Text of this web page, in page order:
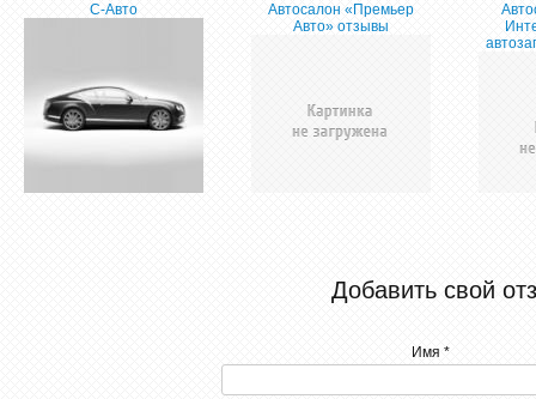
С-Авто
Автосалон «Премьер
Авто» отзывы
Добавить свой
Имя *